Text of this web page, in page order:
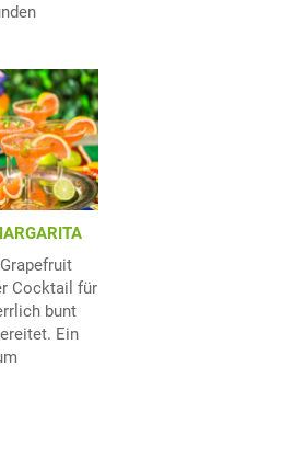
Cocktail für
bunt
Ein